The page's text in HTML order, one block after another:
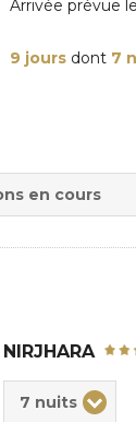
Arrivée prévue le
9 jours dont 7
en cours
NIRJHARA
7 nuits